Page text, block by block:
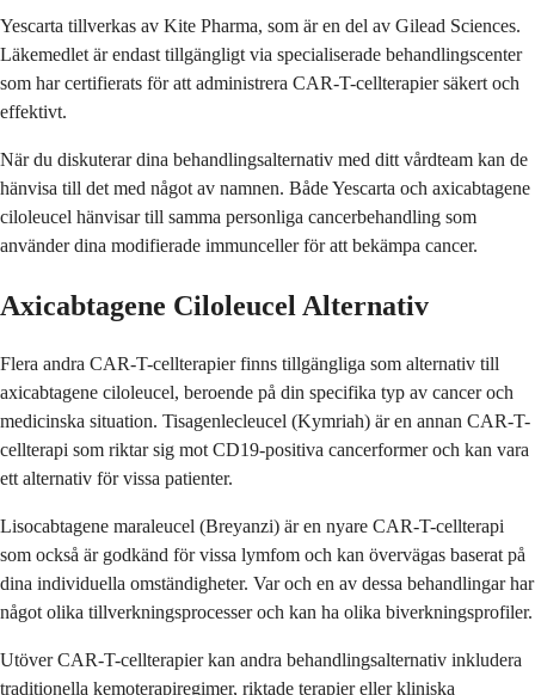
Yescarta tillverkas av Kite Pharma, som är en del av Gilead Sciences.
Läkemedlet är endast tillgängligt via specialiserade behandlingscenter
som har certifierats för att administrera CAR-T-cellterapier säkert och
effektivt.
När du diskuterar dina behandlingsalternativ med ditt vårdteam kan de
hänvisa till det med något av namnen. Både Yescarta och axicabtagene
ciloleucel hänvisar till samma personliga cancerbehandling som
använder dina modifierade immunceller för att bekämpa cancer.
Axicabtagene Ciloleucel Alternativ
Flera andra CAR-T-cellterapier finns tillgängliga som alternativ till
axicabtagene ciloleucel, beroende på din specifika typ av cancer och
medicinska situation. Tisagenlecleucel (Kymriah) är en annan CAR-T-
cellterapi som riktar sig mot CD19-positiva cancerformer och kan vara
ett alternativ för vissa patienter.
Lisocabtagene maraleucel (Breyanzi) är en nyare CAR-T-cellterapi
som också är godkänd för vissa lymfom och kan övervägas baserat på
dina individuella omständigheter. Var och en av dessa behandlingar har
något olika tillverkningsprocesser och kan ha olika biverkningsprofiler.
Utöver CAR-T-cellterapier kan andra behandlingsalternativ inkludera
traditionella kemoterapiregimer, riktade terapier eller kliniska